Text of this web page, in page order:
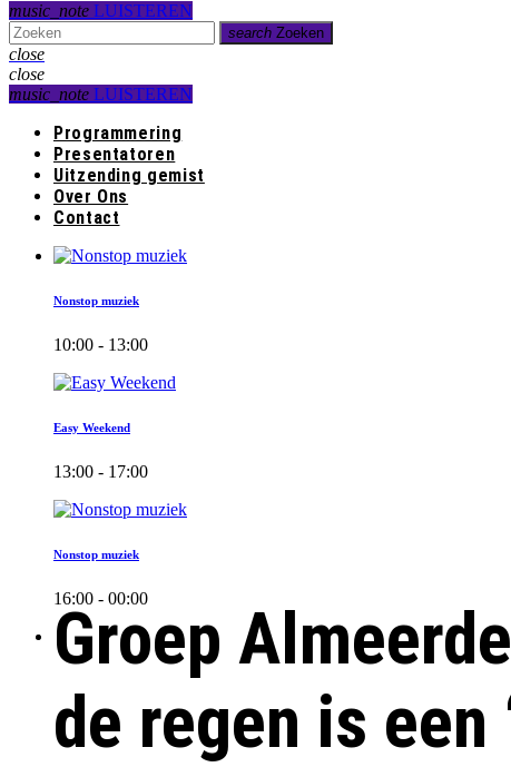
music_note LUISTEREN
search Zoeken
close
close
music_note LUISTEREN
Programmering
Presentatoren
Uitzending gemist
Over Ons
Contact
Nonstop muziek
10:00 - 13:00
Easy Weekend
13:00 - 17:00
Nonstop muziek
16:00 - 00:00
Groep
de regen is een